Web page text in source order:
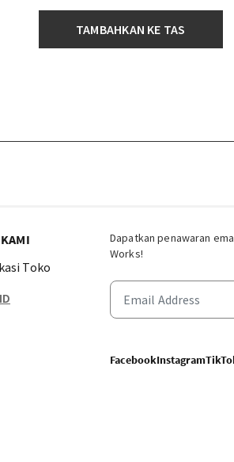
TAMBAHKAN KE TAS
Dapatkan penawaran
Works!
FacebookInstagram
Toko
ID